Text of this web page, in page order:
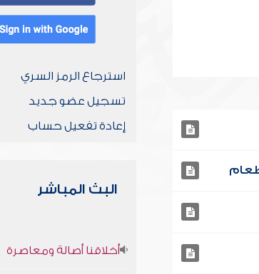
استرجاع الرمز السري
تسجيل عضو جديد
إعادة تفعيل حساب
البث المباشر
أخلاقنا أصالة ومعاصرة